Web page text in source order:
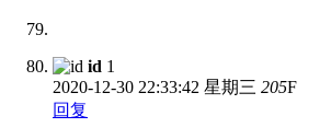
id 1
2020-12-30 22:33:42 星期三 205F
回复